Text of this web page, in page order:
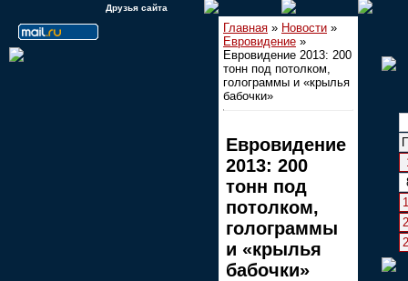
Друзья сайта
Главная » Новости »
Евровидение »
Евровидение 2013: 200
тонн под потолком,
голограммы и «крылья
бабочки»
Евровидение
2013: 200
тонн под
потолком,
голограммы
и «крылья
бабочки»